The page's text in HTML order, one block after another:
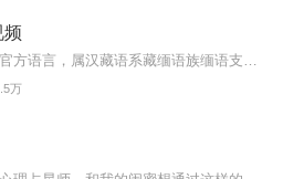
频
万